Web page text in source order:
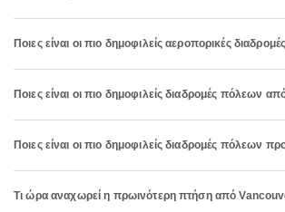
Ποιες είναι οι πιο δημοφιλείς αεροπορικές
Ποιες είναι οι πιο δημοφιλείς διαδρομές πόλεων
Ποιες είναι οι πιο δημοφιλείς διαδρομές πόλεων
Τι ώρα αναχωρεί η πρωινότερη πτήση από